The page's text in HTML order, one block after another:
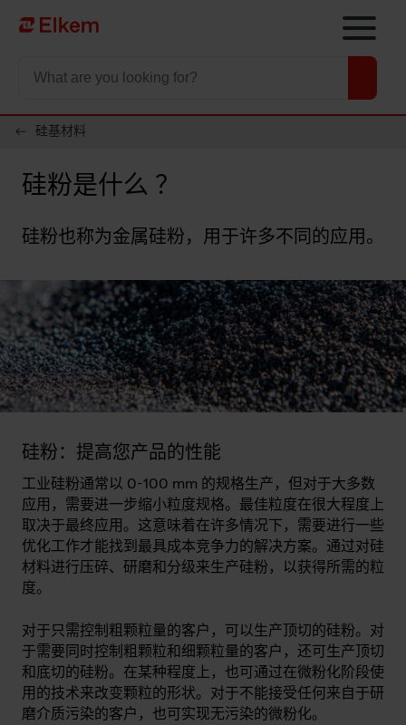
Skip to main content
To start page
硅基材料
硅粉是什么 ？
硅粉也称为金属硅粉，用于许多不同的应用。
硅粉：提高您产品的性能
工业硅粉通常以 0-100 mm 的规格生产，但对于大多数
应用，需要进一步缩小粒度规格。最佳粒度在很大程度上
取决于最终应用。这意味着在许多情况下，需要进行一些
优化工作才能找到最具成本竞争力的解决方案。通过对硅
材料进行压碎、研磨和分级来生产硅粉，以获得所需的粒
度。
对于只需控制粗颗粒量的客户，可以生产顶切的硅粉。对
于需要同时控制粗颗粒和细颗粒量的客户，还可生产顶切
和底切的硅粉。在某种程度上，也可通过在微粉化阶段使
用的技术来改变颗粒的形状。对于不能接受任何来自于研
磨介质污染的客户，也可实现无污染的微粉化。